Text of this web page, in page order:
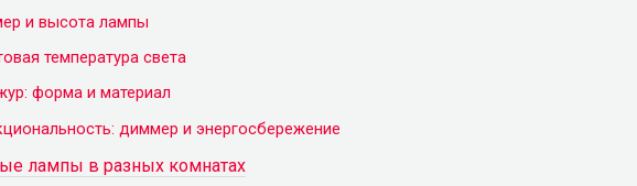
и высота лампы
температура света
форма и материал
диммер и энергосбережение
лампы в разных комнатах